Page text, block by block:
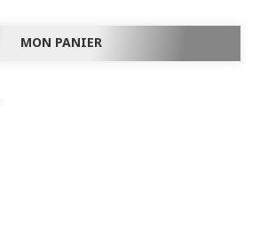
MON PANIER